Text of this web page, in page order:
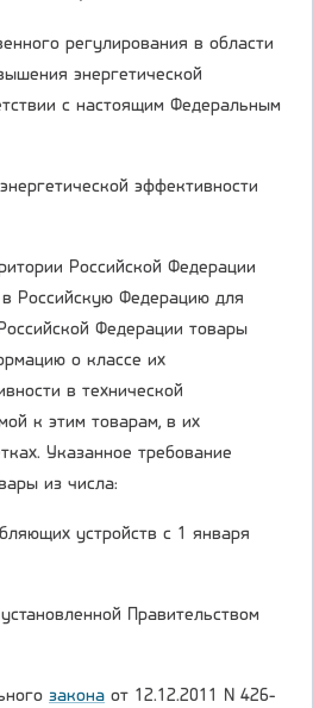
регулирования в области
энергетической
с настоящим Федеральным
эффективности
Российской Федерации
Российскую Федерацию для
Федерации товары
о классе их
в технической
к этим товарам, в их
Указанное требование
из числа:
устройств с 1 января
Правительством
закона от 12.12.2011 N 426-